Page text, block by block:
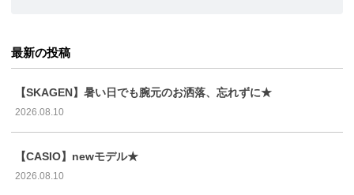
最新の投稿
【SKAGEN】暑い日でも腕元のお洒落、忘れずに★
2026.08.10
【CASIO】newモデル★
2026.08.10